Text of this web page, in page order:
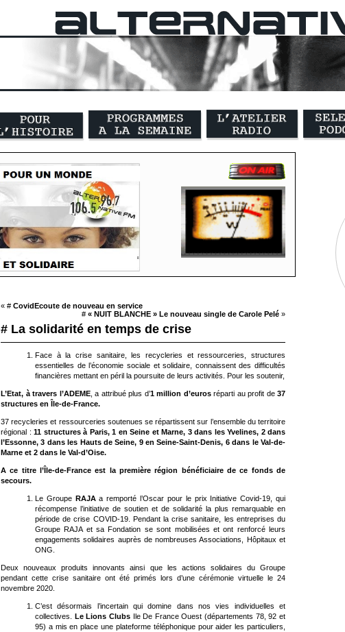
« # CovidEcoute de nouveau en service
# « NUIT BLANCHE » Le nouveau single de Carole Pelé »
# La solidarité en temps de crise
Face à la crise sanitaire, les recycleries et ressourceries, structures
essentielles de l’économie sociale et solidaire, connaissent des difficultés
financières mettant en péril la poursuite de leurs activités. Pour les soutenir,
L’Etat, à travers l’ADEME, a attribué plus d’1 million d’eurosréparti au profit de 37
structures en Île-de-France.
37 recycleries et ressourceries soutenues se répartissent sur l’ensemble du territoire
régional : 11 structures à Paris, 1 en Seine et Marne, 3 dans les Yvelines, 2 dans
l’Essonne, 3 dans les Hauts de Seine, 9 en Seine-Saint-Denis, 6 dans le Val-de-
Marne et 2 dans le Val-d’Oise.
A ce titre l’Île-de-France est la première région bénéficiaire de ce fonds de
secours.
Le Groupe RAJAa remporté l’Oscar pour le prix Initiative Covid-19, qui
récompense l’initiative de soutien et de solidarité la plus remarquable en
période de crise COVID-19. Pendant la crise sanitaire, les entreprises du
Groupe RAJA et sa Fondation se sont mobilisées et ont renforcé leurs
engagements solidaires auprès de nombreuses Associations, Hôpitaux et
ONG.
Deux nouveaux produits innovants ainsi que les actions solidaires du Groupe
pendant cette crise sanitaire ont été primés lors d’une cérémonie virtuelle le 24
novembre 2020.
C’est désormais l’incertain qui domine dans nos vies individuelles et
collectives. Le Lions ClubsIle De France Ouest (départements 78, 92 et
95) a mis en place une plateforme téléphonique pour aider les particuliers,